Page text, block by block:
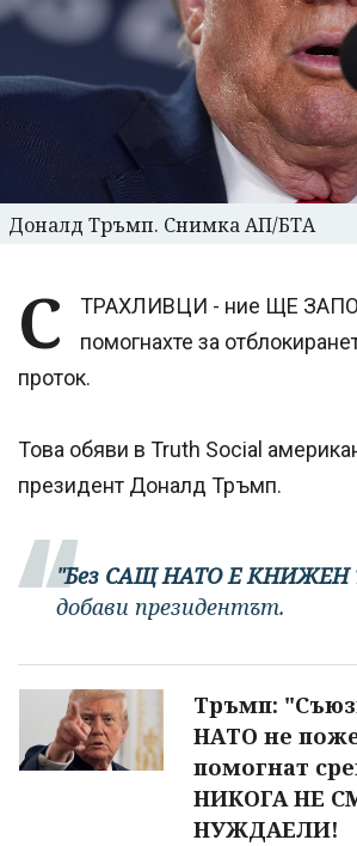
Доналд Тръмп. Снимка АП/БТА
С
ТРАХЛИВЦИ - ние ЩЕ
помогнахте за
проток.
Това обяви в Truth Social
президент Доналд Тръмп.
"Без САЩ НАТО Е КНИЖЕН
добави президентът.
Тръмп:
НАТО не
помогнат
НИКОГА НЕ
НУЖДАЕЛИ!